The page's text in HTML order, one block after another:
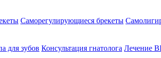
Саморегулирующиеся брекеты
для зубов Консультация гнатолога Лечение